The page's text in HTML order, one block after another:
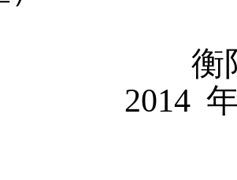
衡
2014